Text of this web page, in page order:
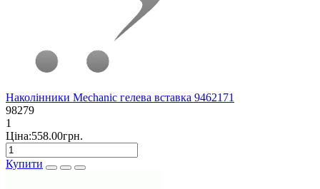
Наколінники Mechanic гелева вставка 9462171
98279
1
Ціна:558.00грн.
Купити